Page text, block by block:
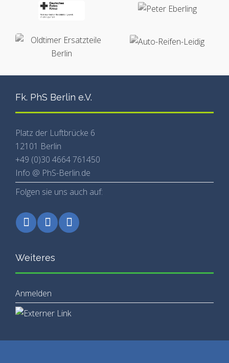
Fk. PhS Berlin e.V.
Platz der Luftbrücke 6
12101 Berlin
+49 (0)30 4664 761450
Info @ PhS-Berlin.de
Folgen sie uns auch auf:
Weiteres
Anmelden